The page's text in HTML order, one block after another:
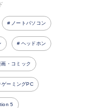
ノートパソコン
ヘッドホン
画・コミック
ゲーミングPC
5